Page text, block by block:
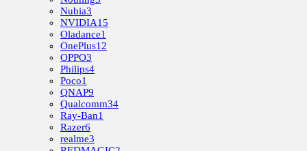
Nubia3
NVIDIA15
Oladance1
OnePlus12
OPPO3
Philips4
Poco1
QNAP9
Qualcomm34
Ray-Ban1
Razer6
realme3